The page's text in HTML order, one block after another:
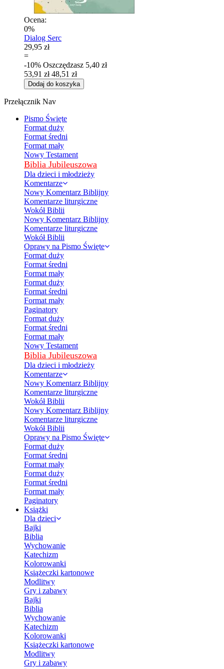
Ocena:
0%
Dialog Serc
29,95 zł
=
-10% Oszczędzasz 5,40 zł
53,91 zł 48,51 zł
Dodaj do koszyka
Przełącznik Nav
Pismo Święte
Format duży
Format średni
Format mały
Nowy Testament
Biblia Jubileuszowa
Dla dzieci i młodzieży
Komentarze
Nowy Komentarz Biblijny
Komentarze liturgiczne
Wokół Biblii
Nowy Komentarz Biblijny
Komentarze liturgiczne
Wokół Biblii
Oprawy na Pismo Święte
Format duży
Format średni
Format mały
Format duży
Format średni
Format mały
Paginatory
Format duży
Format średni
Format mały
Nowy Testament
Biblia Jubileuszowa
Dla dzieci i młodzieży
Komentarze
Nowy Komentarz Biblijny
Komentarze liturgiczne
Wokół Biblii
Nowy Komentarz Biblijny
Komentarze liturgiczne
Wokół Biblii
Oprawy na Pismo Święte
Format duży
Format średni
Format mały
Format duży
Format średni
Format mały
Paginatory
Książki
Dla dzieci
Bajki
Biblia
Wychowanie
Katechizm
Kolorowanki
Książeczki kartonowe
Modlitwy
Gry i zabawy
Bajki
Biblia
Wychowanie
Katechizm
Kolorowanki
Książeczki kartonowe
Modlitwy
Gry i zabawy